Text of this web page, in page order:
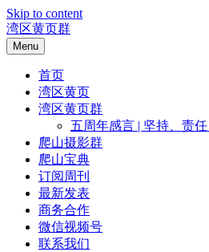
Skip to content
湾区黄页群
Menu
首页
湾区黄页
湾区黄页群
五周年感言 | 坚持、责
爬山摄影群
爬山宝典
订阅周刊
最新发表
商务合作
微信视频号
联系我们